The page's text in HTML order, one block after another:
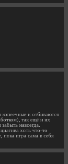
и отбиваются
так ещё и их
навсегда.
хоть что-то
пока игра сама в себя